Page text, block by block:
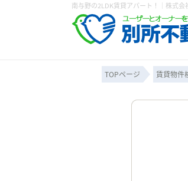
南与野の2LDK賃貸アパート！｜株式会
TOPページ 賃貸物件